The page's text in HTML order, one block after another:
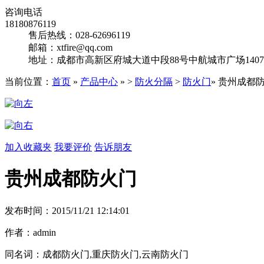
咨询电话
18180876119
售后热线：028-62696119
邮箱：xtfire@qq.com
地址：成都市高新区府城大道中段88号中航城市广场
当前位置： 首页 » 产品中心 » > 防火分隔 > 防火门» 贵州成都
加入收藏夹 我要评价 告诉朋友
贵州成都防火门
发布时间：2015/11/21 12:14:01
作者：admin
同名词：成都防火门,重庆防火门,云南防火门